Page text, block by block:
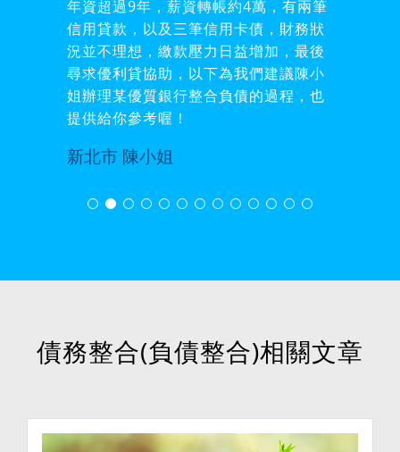
年資超過9年，薪資轉帳約4萬，有兩筆
信用貸款，以及三筆信用卡債，財務狀
況並不理想，繳款壓力日益增加，最後
尋求優利貸協助，以下為我們建議陳小
姐辦理某優質銀行整合負債的過程，也
提供給你參考喔！
新北市 陳小姐
債務整合(負債整合)相關文章